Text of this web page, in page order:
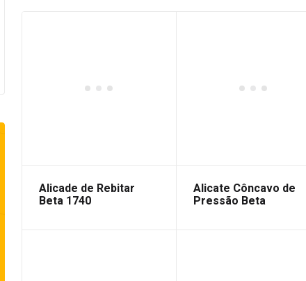
Alicade de Rebitar
Beta 1740
Alicate Côncavo de
Pressão Beta